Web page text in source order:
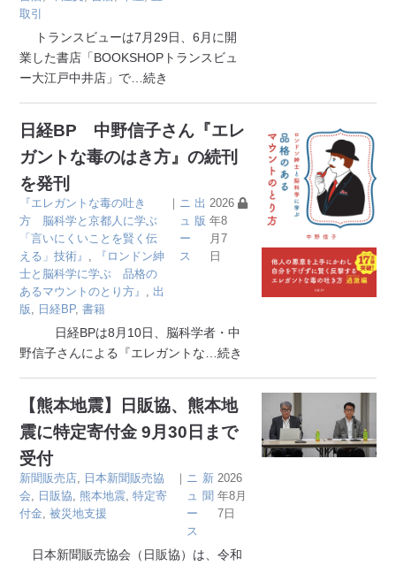
取引
トランスビューは7月29日、6月に開
業した書店「BOOKSHOPトランスビュ
ー大江戸中井店」で …続き
日経BP 中野信子さん『エレ
ガントな毒のはき方』の続刊
を発刊
『エレガントな毒の吐き
方 脳科学と京都人に学ぶ
「言いにくいことを賢く伝
える」技術』
『ロンドン紳
士と脳科学に学ぶ 品格の
あるマウントのとり方』
出
版
日経BP,書籍
｜ ニ
ュ
ー
ス
出
版
2026
年8
月7
日
日経BPは8月10日、脳科学者・中
野信子さんによる『エレガントな …続き
【熊本地震】日販協、熊本地
震に特定寄付金 9月30日まで
受付
新聞販売店
日本新聞販売協
会
日販協 熊本地震 ,特定寄
付金 ,被災地支援
｜ ニ
ュ
ー
ス
新
聞
2026
年8月
7日
日本新聞販売協会（日販協）は、令和